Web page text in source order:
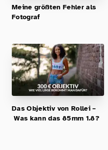
Meine größten Fehler als
Fotograf
Das Objektiv von Rollei –
Was kann das 85mm 1.8?